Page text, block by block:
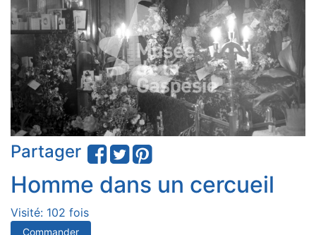
Partager
Homme dans un cercueil
Visité: 102 fois
Commander